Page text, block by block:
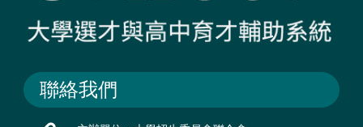
聯絡我們